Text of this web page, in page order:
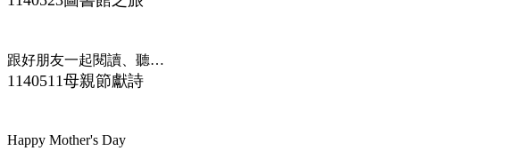
跟好朋友一起閱讀、聽故事，謝謝爸爸媽媽陪伴我們~
1140511母親節獻詩
Happy Mother's Day